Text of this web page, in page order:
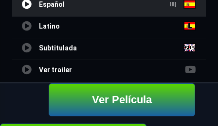
Español
Latino
Subtitulada
Ver trailer
Ver Película